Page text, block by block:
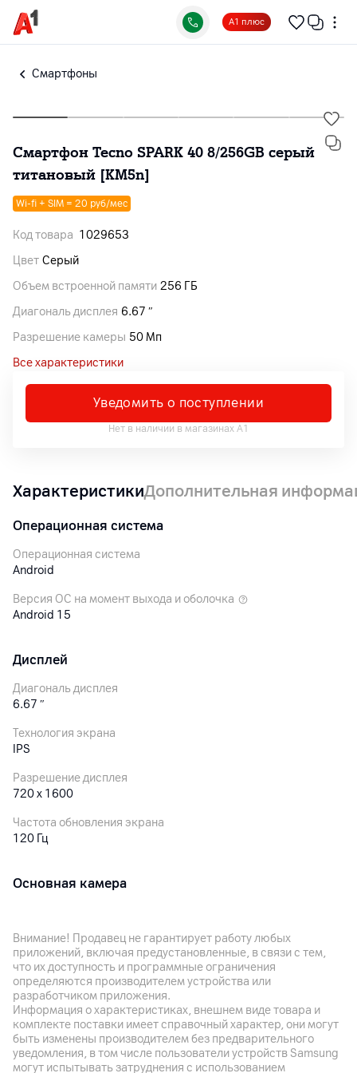
А1 плюс
Смартфоны
Смартфон Tecno SPARK 40 8/256GB серый
титановый [KM5n]
Wi-fi + SIM = 20 руб/мес
Код товара 1029653
Цвет Серый
Объем встроенной памяти 256 ГБ
Диагональ дисплея 6.67 ″
Разрешение камеры 50 Мп
Все характеристики
Уведомить о поступлении
Нет в наличии в магазинах А1
ХарактеристикиДополнительная
Операционная система
Операционная система
Android
Версия ОС на момент выхода и оболочка
Android 15
Дисплей
Диагональ дисплея
6.67 ″
Технология экрана
IPS
Разрешение дисплея
720 x 1600
Частота обновления экрана
120 Гц
Основная камера
Фронтальная камера
Разрешение камеры
8Мп
Вспышка
да
Внимание! Продавец не гарантирует работу любых
приложений, включая предустановленные, в связи с тем,
что их доступность и программные ограничения
определяются производителем устройства или
разработчиком приложения.
Информация о характеристиках, внешнем виде товара и
комплекте поставки имеет справочный характер, они могут
быть изменены производителем без предварительного
уведомления, в том числе пользователи устройств Samsung
могут испытывать затруднения с использованием